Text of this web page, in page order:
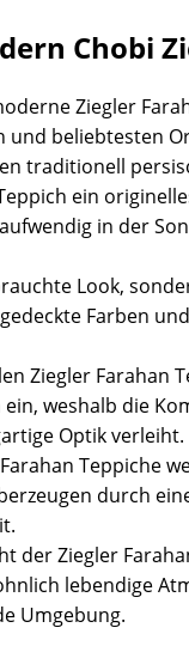
Chobi
Ziegler
und beliebtesten
traditionell
ein
in der
Look,
Farben
Ziegler Farahan
weshalb die
Optik verleiht.
Teppiche
durch
der Ziegler
lebendige
Umgebung.